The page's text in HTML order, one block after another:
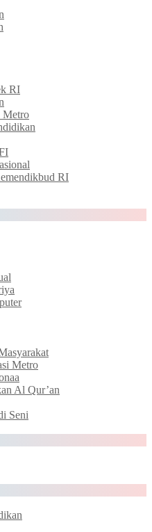
RI
Metro
RI
Metro
Al Qur’an
Seni